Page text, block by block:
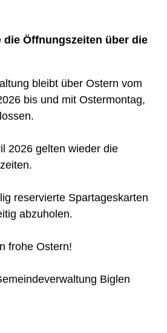
die Öffnungszeiten über die
bleibt über Ostern vom
bis und mit Ostermontag,
2026 gelten wieder die
reservierte Spartageskarten
abzuholen.
frohe Ostern!
Biglen